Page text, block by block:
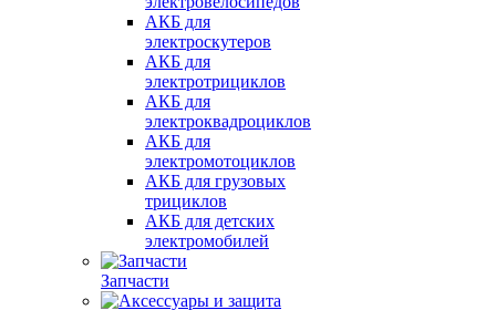
АКБ для
электроскутеров
АКБ для
электротрициклов
АКБ для
электроквадроциклов
АКБ для
электромотоциклов
АКБ для грузовых
трициклов
АКБ для детских
электромобилей
Запчасти